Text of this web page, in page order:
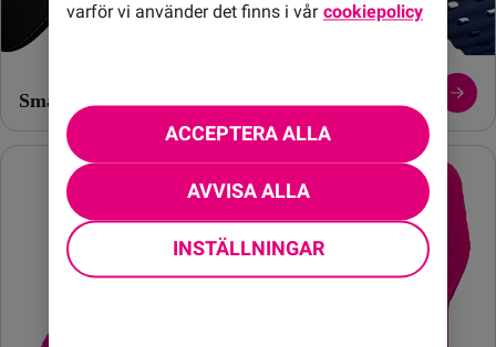
Smartwatch
varför vi använder det finns i vår cookiepolicy
ACCEPTERA ALLA
AVVISA ALLA
INSTÄLLNINGAR